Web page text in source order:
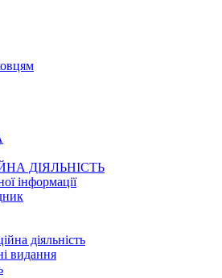
ДІЯЛЬНІСТЬ
інформації
діяльність
видання